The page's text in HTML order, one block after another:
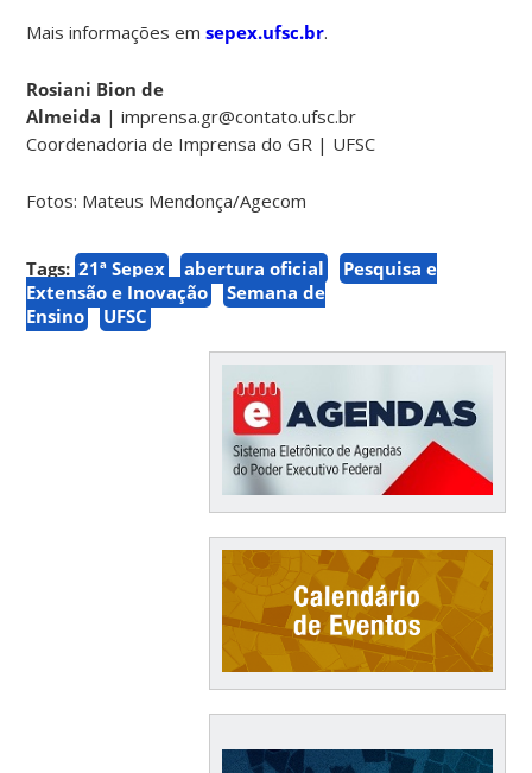
Mais informações emsepex.ufsc.br.
Rosiani Bion de
Almeida | imprensa.gr@contato.ufsc.br
Coordenadoria de Imprensa do GR | UFSC
Fotos: Mateus Mendonça/Agecom
Tags: 21ª Sepex abertura oficial
Pesquisa e
Extensão e Inovação
Semana de
Ensino
UFSC